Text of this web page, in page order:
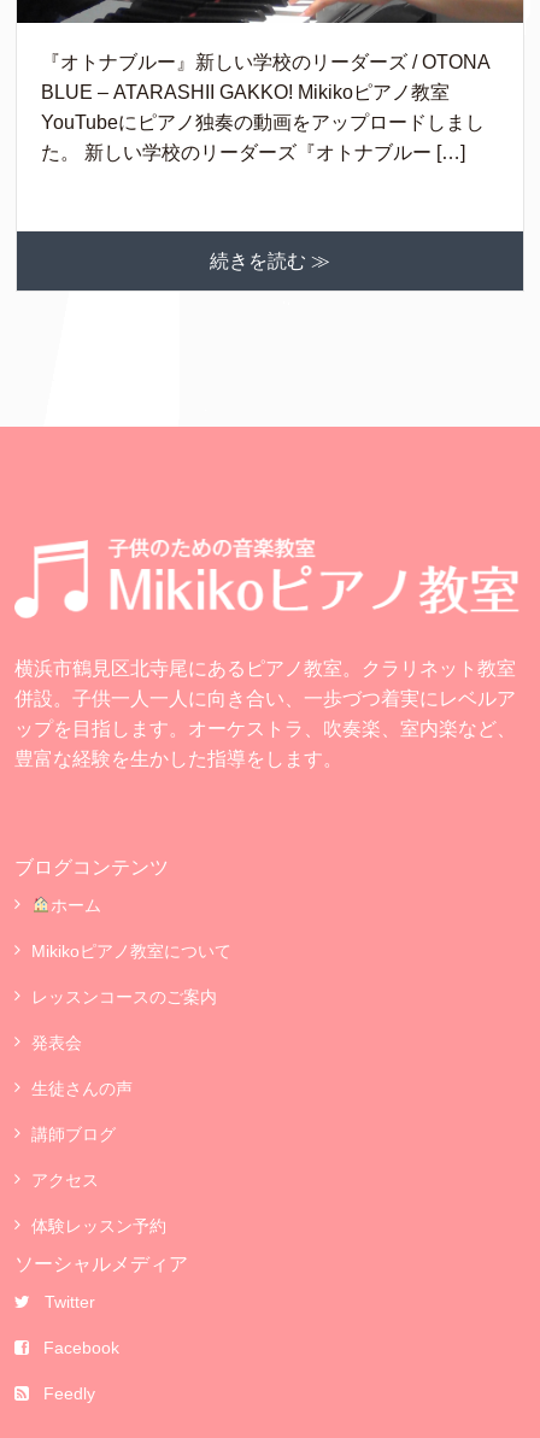
『オトナブルー』新しい学校のリーダーズ / OTONA
BLUE – ATARASHII GAKKO! Mikikoピアノ教室
YouTubeにピアノ独奏の動画をアップロードしまし
た。 新しい学校のリーダーズ『オトナブルー […]
続きを読む ≫
横浜市鶴見区北寺尾にあるピアノ教室。クラリネット教室
併設。子供一人一人に向き合い、一歩づつ着実にレベルア
ップを目指します。オーケストラ、吹奏楽、室内楽など、
豊富な経験を生かした指導をします。
ブログコンテンツ
ホーム
Mikikoピアノ教室について
レッスンコースのご案内
発表会
生徒さんの声
講師ブログ
アクセス
体験レッスン予約
ソーシャルメディア
Twitter
Facebook
Feedly